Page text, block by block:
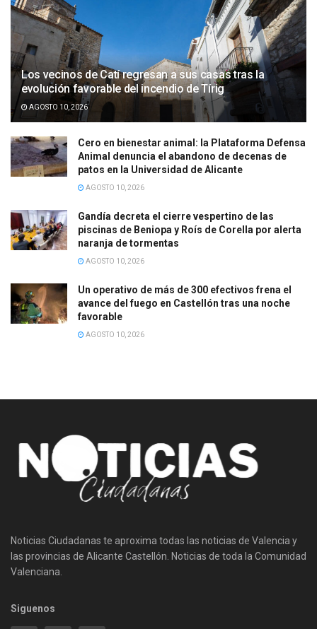
Los vecinos de Catí regresan a sus casas tras la
evolución favorable del incendio de Tírig
AGOSTO 10, 2026
Cero en bienestar animal: la Plataforma Defensa
Animal denuncia el abandono de decenas de
patos en la Universidad de Alicante
AGOSTO 10, 2026
Gandía decreta el cierre vespertino de las
piscinas de Beniopa y Roís de Corella por alerta
naranja de tormentas
AGOSTO 10, 2026
Un operativo de más de 300 efectivos frena el
avance del fuego en Castellón tras una noche
favorable
AGOSTO 10, 2026
Noticias Ciudadanas te aproxima todas las noticias de Valencia y
las provincias de Alicante Castellón. Noticias de toda la Comunidad
Valenciana.
Siguenos